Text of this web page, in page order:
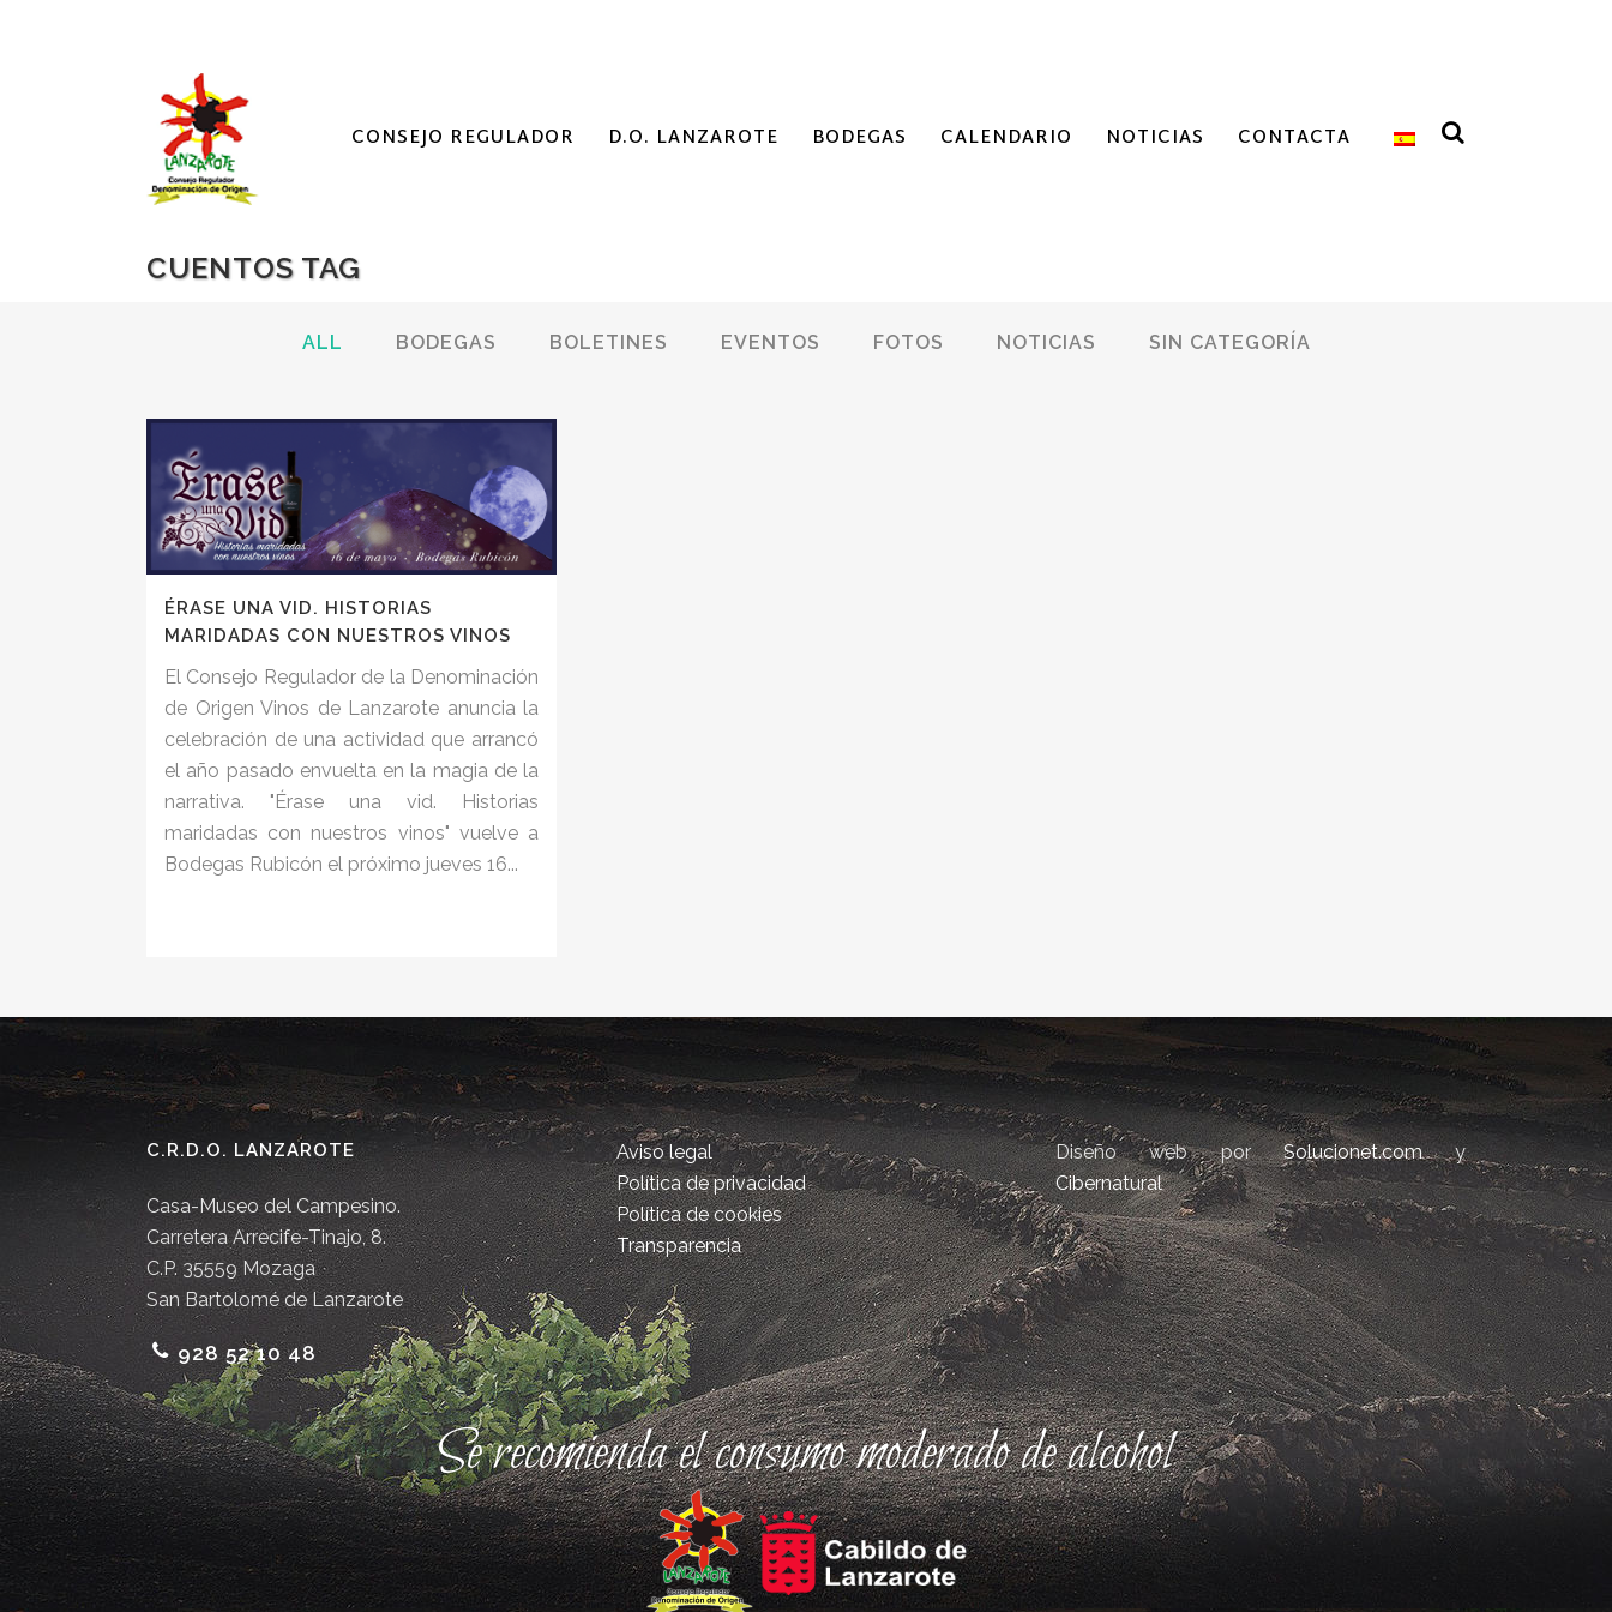
CONSEJO REGULADOR D.O. LANZAROTE BODEGAS CALENDARIO NOTICIAS CONTACTA
CUENTOS TAG
ALL BODEGAS BOLETINES EVENTOS FOTOS NOTICIAS SIN CATEGORÍA
ÉRASE UNA VID. HISTORIAS
MARIDADAS CON NUESTROS VINOS
El Consejo Regulador de la Denominación
de Origen Vinos de Lanzarote anuncia la
celebración de una actividad que arrancó
el año pasado envuelta en la magia de la
narrativa. "Érase una vid. Historias
maridadas con nuestros vinos" vuelve a
Bodegas Rubicón el próximo jueves 16...
C.R.D.O. LANZAROTE
Casa-Museo del Campesino.
Carretera Arrecife-Tinajo, 8.
C.P. 35559 Mozaga
San Bartolomé de Lanzarote
928 52 10 48
Aviso legal
Política de privacidad
Política de cookies
Transparencia
Diseño web porSolucionet.comy
Cibernatural
Se recomienda el consumo moderado de alcohol